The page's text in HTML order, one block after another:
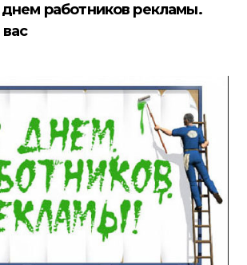
работников рекламы.